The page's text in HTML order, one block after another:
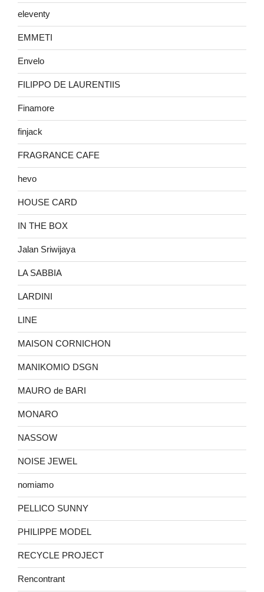
eleventy
EMMETI
Envelo
FILIPPO DE LAURENTIIS
Finamore
finjack
FRAGRANCE CAFE
hevo
HOUSE CARD
IN THE BOX
Jalan Sriwijaya
LA SABBIA
LARDINI
LINE
MAISON CORNICHON
MANIKOMIO DSGN
MAURO de BARI
MONARO
NASSOW
NOISE JEWEL
nomiamo
PELLICO SUNNY
PHILIPPE MODEL
RECYCLE PROJECT
Rencontrant